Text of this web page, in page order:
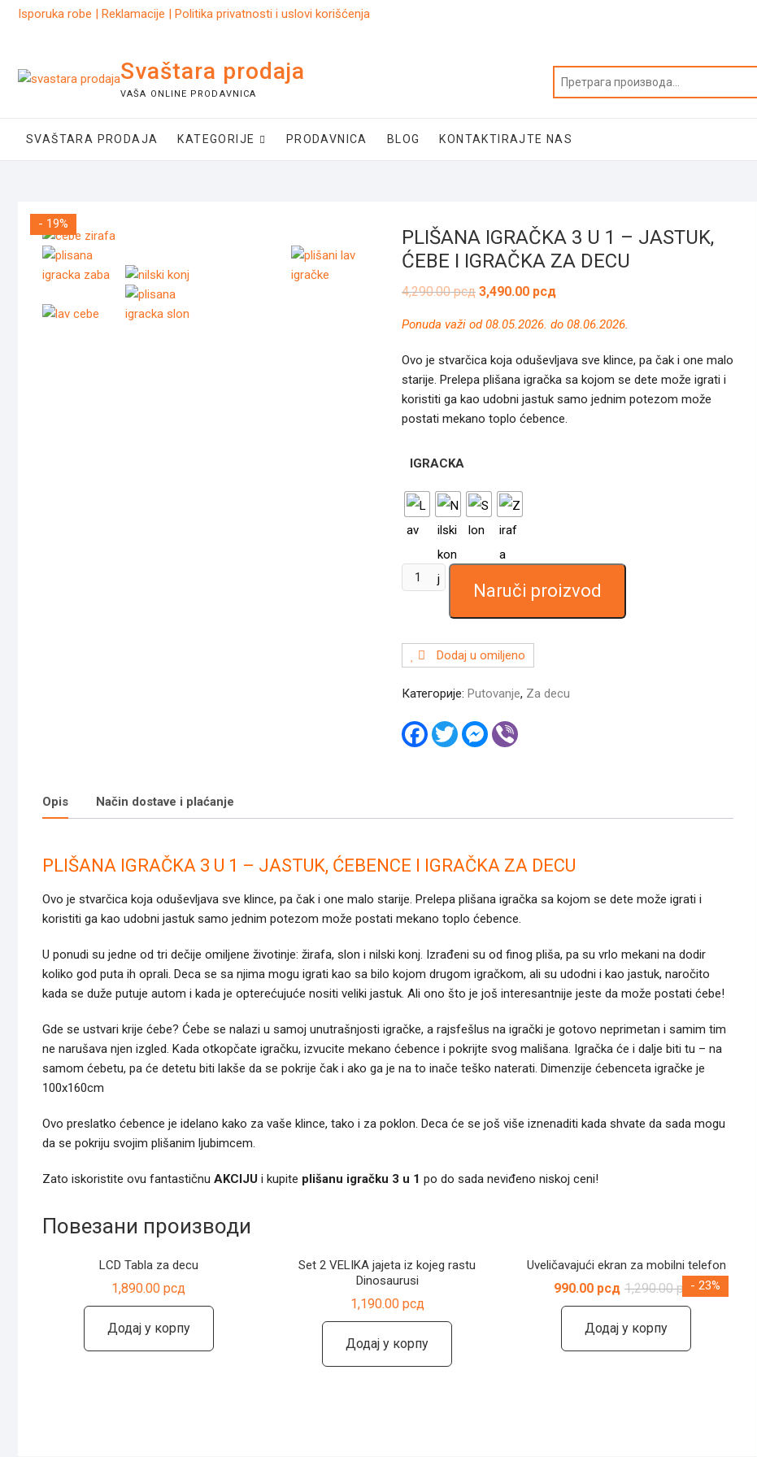
SkipIsporuka robe | Reklamacije | Politika privatnosti i uslovi korišćenja
Svaštara prodaja
VAŠA ONLINE PRODAVNICA
SVAŠTARA PRODAJA KATEGORIJE PRODAVNICA BLOG KONTAKTIRAJTE NAS
- 19%
PLIŠANA IGRAČKA 3 U 1 – JASTUK,
ĆEBE I IGRAČKA ZA DECU
4,290.00рсд Оригинална
цена
била:
3,490.00 рсд
цена
3,490.00 рсд.
Ponuda važi od 08.05.2026. do 08.06.2026.
Ovo je stvarčica koja oduševljava sve klince, pa čak i one malo
starije. Prelepa plišana igračka sa kojom se dete može igrati i
koristiti ga kao udobni jastuk samo jednim potezom može
postati mekano toplo ćebence.
IGRACKA
PLIŠANA
IGRAČKA
–
JASTUK,
I
IGRAČKA
Naruči proizvod
Dodaj u omiljeno
Категорије: Putovanje, Za decu
F
a
k
T
w
M
e
e
Opis
Način dostave i plaćanje
PLIŠANA IGRAČKA 3 U 1 – JASTUK, ĆEBENCE I IGRAČKA ZA DECU
Ovo je stvarčica koja oduševljava sve klince, pa čak i one malo starije. Prelepa plišana igračka sa kojom se dete može igrati i
koristiti ga kao udobni jastuk samo jednim potezom može postati mekano toplo ćebence.
U ponudi su jedne od tri dečije omiljene životinje: žirafa, slon i nilski konj. Izrađeni su od finog pliša, pa su vrlo mekani na dodir
koliko god puta ih oprali. Deca se sa njima mogu igrati kao sa bilo kojom drugom igračkom, ali su udodni i kao jastuk, naročito
kada se duže putuje autom i kada je opterećujuće nositi veliki jastuk. Ali ono što je još interesantnije jeste da može postati ćebe!
Gde se ustvari krije ćebe? Ćebe se nalazi u samoj unutrašnjosti igračke, a rajsfešlus na igrački je gotovo neprimetan i samim tim
ne narušava njen izgled. Kada otkopčate igračku, izvucite mekano ćebence i pokrijte svog mališana. Igračka će i dalje biti tu – na
samom ćebetu, pa će detetu biti lakše da se pokrije čak i ako ga je na to inače teško naterati. Dimenzije ćebenceta igračke je
100x160cm
Ovo preslatko ćebence je idelano kako za vaše klince, tako i za poklon. Deca će se još više iznenaditi kada shvate da sada mogu
da se pokriju svojim plišanim ljubimcem.
Zato iskoristite ovu fantastičnu AKCIJU i kupite plišanu igračku 3 u 1 po do sada neviđeno niskoj ceni!
Повезани производи
LCD Tabla za decu
1,890.00рсд
Додај у корпу
Set 2 VELIKA jajeta iz kojeg rastu
Dinosaurusi
1,190.00 рсд
Додај у корпу
- 23%
Uveličavajući ekran za mobilni telefon
1,290.00рсдОригинална
цена
990.00 рсд
Тренутна
цена
Додај у корпу